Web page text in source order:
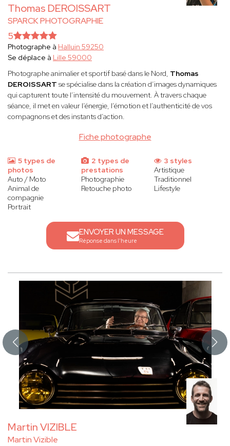
Thomas DEROISSART
SPARCK PHOTOGRAPHIE
Fiche photographe
5
Photographe à Halluin 59250
Se déplace à Lille 59000
Photographe animalier et sportif basé dans le Nord, Thomas
DEROISSART se spécialise dans la création d’images dynamiques
qui capturent toute l’intensité du mouvement. À travers chaque
séance, il met en valeur l’énergie, l’émotion et l’authenticité de vos
compagnons et des instants d’action.
5 types de
photos
Auto / Moto
Animal de
compagnie
Portrait
2 types de
prestations
Photographie
Retouche photo
3 styles
Artistique
Traditionnel
Lifestyle
ENVOYER UN MESSAGE
Réponse dans l'heure
Martin VIZIBLE
Martin Vizible